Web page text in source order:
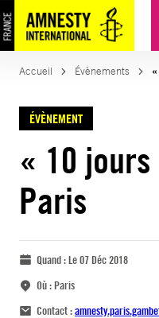
Accueil Évènements
ÉVÈNEMENT
« 10
Paris
Quand :Le 07 Déc 2018
Où :Paris
Contact :